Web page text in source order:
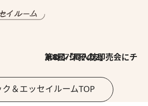
2026.7.30
第8回「同人誌即売会にチャレンジ その2」
ク＆エッセイルームTOP